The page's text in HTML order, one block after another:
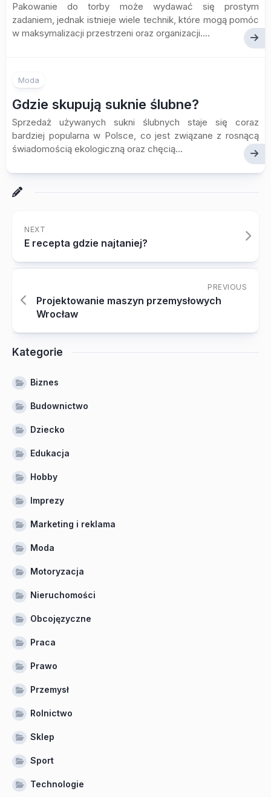
Pakowanie do torby może wydawać się prostym
zadaniem, jednak istnieje wiele technik, które mogą pomóc
w maksymalizacji przestrzeni oraz organizacji....
Moda
Gdzie skupują suknie ślubne?
Sprzedaż używanych sukni ślubnych staje się coraz
bardziej popularna w Polsce, co jest związane z rosnącą
świadomością ekologiczną oraz chęcią...
NEXT
E recepta gdzie najtaniej?
PREVIOUS
Projektowanie maszyn przemysłowych
Wrocław
Kategorie
Biznes
Budownictwo
Dziecko
Edukacja
Hobby
Imprezy
Marketing i reklama
Moda
Motoryzacja
Nieruchomości
Obcojęzyczne
Praca
Prawo
Przemysł
Rolnictwo
Sklep
Sport
Technologie